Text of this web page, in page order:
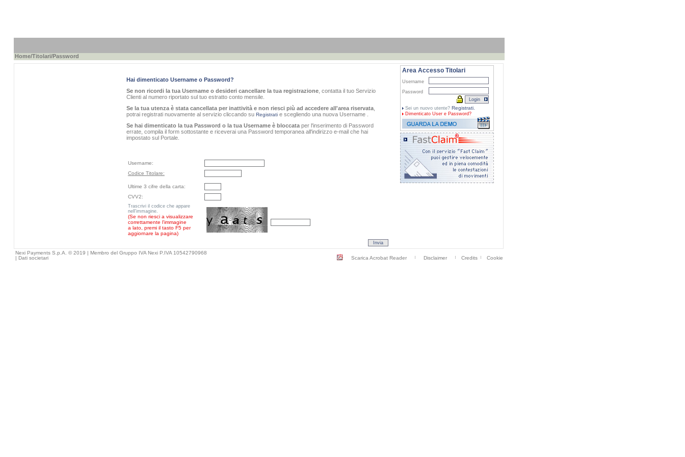
Home/Titolari/Password
Hai dimenticato Username o Password?
Se non ricordi la tua Username o desideri cancellare la tua registrazione, contatta il tuo Servizio
Clienti al numero riportato sul tuo estratto conto mensile.
Se la tua utenza è stata cancellata per inattività e non riesci più ad accedere all'area riservata,
potrai registrati nuovamente al servizio cliccando su Registratie scegliendo una nuova Username .
Se hai dimenticato la tua Password o la tua Username è bloccataper l'inserimento di Password
errate, compila il form sottostante e riceverai una Password temporanea all'indirizzo e-mail che hai
impostato sul Portale.
Username:
Codice Titolare:
Ultime 3 cifre della carta:
CVV2:
Trascrivi il codice che appare
nell'immagine.
(Se non riesci a visualizzare
correttamente l'immagine
a lato, premi il tasto F5 per
aggiornare la pagina)
Area Accesso Titolari
Username
Password
Sei un nuovo utente? Registrati.
Dimenticato User e Password?
Nexi Payments S.p.A. © 2019 | Membro del Gruppo IVA Nexi P.IVA 10542790968
| Dati societari Scarica Acrobat Reader Disclaimer Credits Cookie